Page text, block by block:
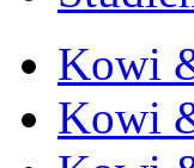
Kowi
Kowi